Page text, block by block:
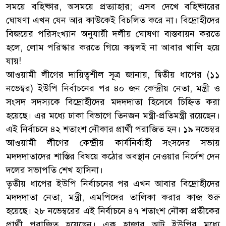
সময়ে বহিষ্কার, অসময়ে প্রত্যাহার; এসব দেখে বহিষ্কারের
ঘোষণা এখন যেন আর কাউকেই বিচলিত করে না। বিদ্রোহীদের
বিজয়ের পরিসংখ্যান অনুযায়ী দলীয় ঘোষণা বাস্তবায়ন করতে
হলে, লোম পরিস্কার করতে গিয়ে কম্বলই না আবার খালি হয়ে
যায়!
আওয়ামী লীগের দায়িত্বশীল সূত্র জানায়, দ্বিতীয় ধাপের (১১
নভেম্বর) ইউপি নির্বাচনের পর ৪০ জন কেন্দ্রীয় নেতা, মন্ত্রী ও
সংসদ সদস্যকে বিদ্রোহীদের মদদদাতা হিসেবে চিহ্নিত করা
হয়েছে। এর মধ্যে ঢাকা বিভাগে তিনজন মন্ত্রী-প্রতিমন্ত্রী রয়েছেন।
এই নির্বাচনে ৪২ শতাংশ নৌকার প্রার্থী পরাজিত হন। ১৯ নভেম্বর
আওয়ামী লীগের কেন্দ্রীয় কার্যনির্বাহী সংসদের সভায়
মদদদাতাদের শাস্তির বিষয়ে কঠোর অবস্থান নেওয়ার নির্দেশ দেন
দলের সভাপতি শেখ হাসিনা।
তৃতীয় ধাপের ইউপি নির্বাচনের পর এখন আবার বিদ্রোহীদের
মদদদাতা নেতা, মন্ত্রী, এমপিদের তালিকা করার কাজ শুরু
হয়েছে। ২৮ নভেম্বরের এই নির্বাচনে ৪৭ শতাংশ নৌকা প্রতীকের